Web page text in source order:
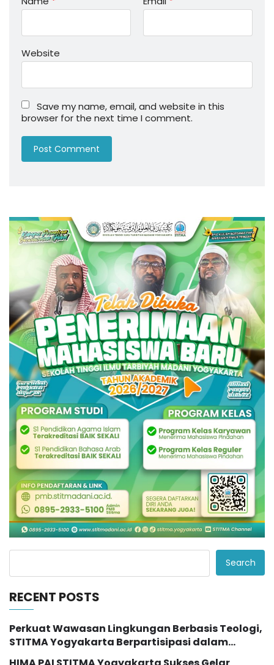
Website
Save my name, email, and website in this
browser for the next time I comment.
Search
RECENT POSTS
Perkuat Wawasan Lingkungan Berbasis Teologi,
STITMA Yogyakarta Berpartisipasi dalam